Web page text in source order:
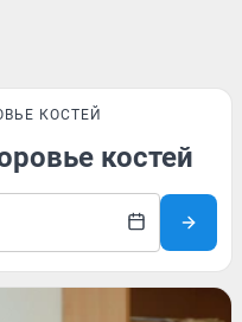
КОСТЕЙ
костей